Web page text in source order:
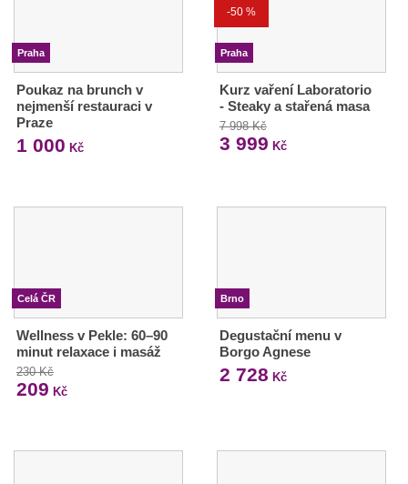
Praha
Poukaz na brunch v
nejmenší restauraci v
Praze
1 000 Kč
-50 %
Praha
Kurz vaření Laboratorio
- Steaky a stařená masa
7 998 Kč
3 999 Kč
Celá ČR
Wellness v Pekle: 60–90
minut relaxace i masáž
230 Kč
209 Kč
Brno
Degustační menu v
Borgo Agnese
2 728 Kč